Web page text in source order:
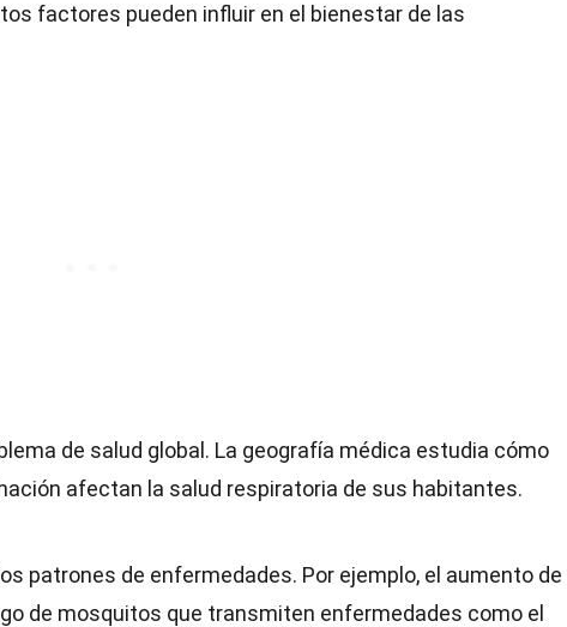
factores pueden influir en el bienestar de las
de salud global. La geografía médica estudia cómo
afectan la salud respiratoria de sus habitantes.
patrones de enfermedades. Por ejemplo, el aumento de
de mosquitos que transmiten enfermedades como el